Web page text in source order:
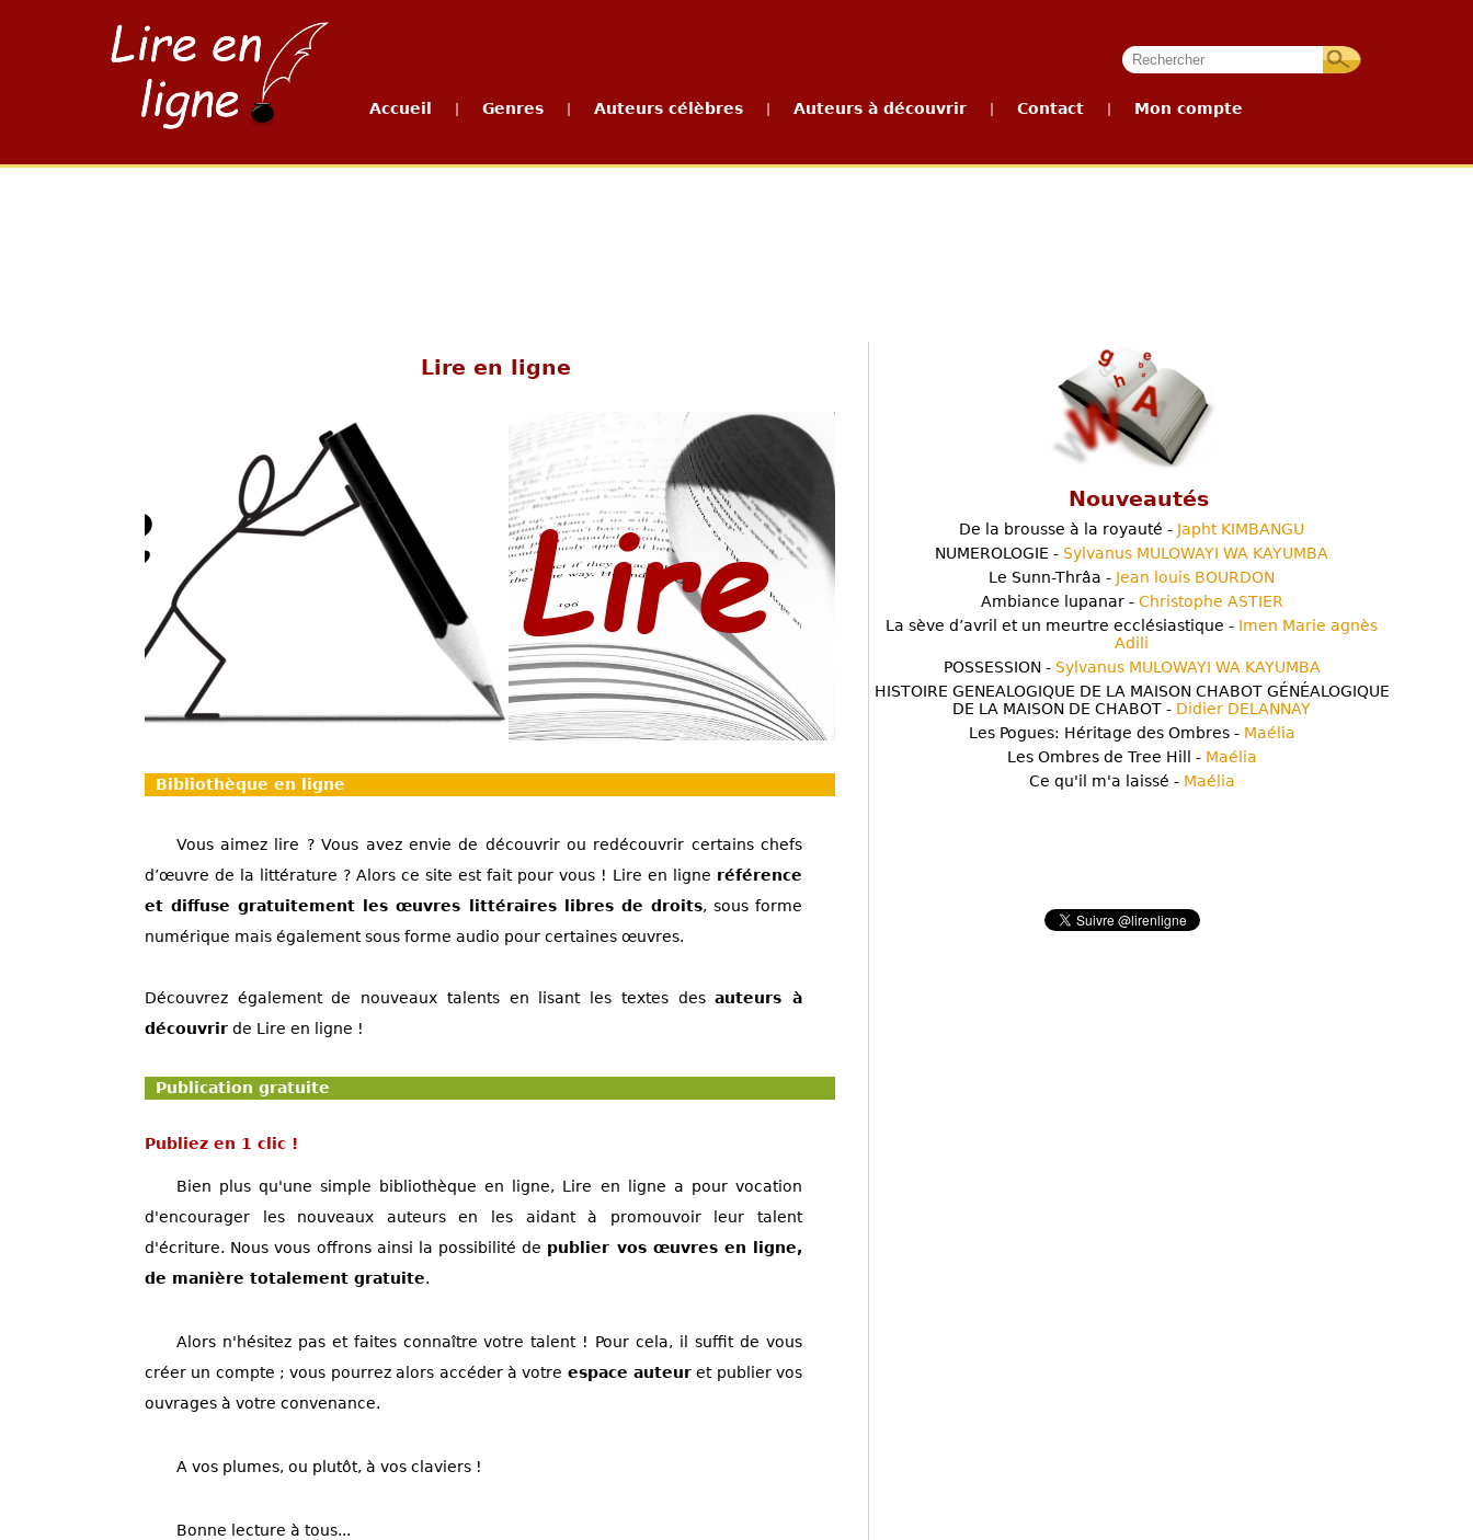
Accueil Genres Auteurs célèbres Auteurs à découvrir Contact Mon compte
Lire en ligne
Bibliothèque en ligne
Vous aimez lire ? Vous avez envie de découvrir ou redécouvrir certains chefs
d’œuvre de la littérature ? Alors ce site est fait pour vous ! Lire en ligne référence
et diffuse gratuitement les œuvres littéraires libres de droits, sous forme
numérique mais également sous forme audio pour certaines œuvres.
Découvrez également de nouveaux talents en lisant les textes desauteurs à
découvrir de Lire en ligne !
Publication gratuite
Publiez en 1 clic !
Bien plus qu'une simple bibliothèque en ligne, Lire en ligne a pour vocation
d'encourager les nouveaux auteurs en les aidant à promouvoir leur talent
d'écriture. Nous vous offrons ainsi la possibilité de publier vos œuvres en ligne,
de manière totalement gratuite.
Alors n'hésitez pas et faites connaître votre talent ! Pour cela, il suffit de vous
créer un compte ; vous pourrez alors accéder à votre espace auteuret publier vos
ouvrages à votre convenance.
A vos plumes, ou plutôt, à vos claviers !
Bonne lecture à tous...
Nouveautés
De la brousse à la royauté - Japht KIMBANGU
NUMEROLOGIE - Sylvanus MULOWAYI WA KAYUMBA
Le Sunn-Thrâa - Jean louis BOURDON
Ambiance lupanar - Christophe ASTIER
La sève d’avril et un meurtre ecclésiastique - Imen Marie agnès
Adili
POSSESSION - Sylvanus MULOWAYI WA KAYUMBA
HISTOIRE GENEALOGIQUE DE LA MAISON CHABOT GÉNÉALOGIQUE
DE LA MAISON DE CHABOT - Didier DELANNAY
Les Pogues: Héritage des Ombres - Maélia
Les Ombres de Tree Hill - Maélia
Ce qu'il m'a laissé - Maélia